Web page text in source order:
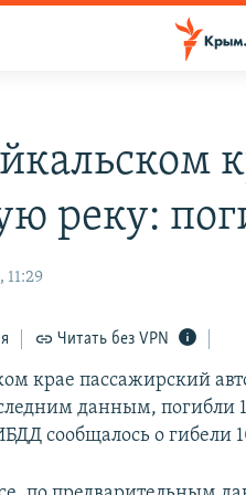
реку:
11:29
Читать без VPN
крае пассажирский
данным, погибли
сообщалось о гибели